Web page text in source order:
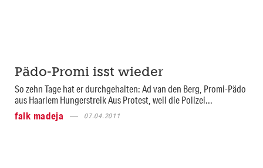
Pädo-Promi isst wieder
So zehn Tage hat er durchgehalten: Ad van den Berg, Promi-Pädo
aus Haarlem Hungerstreik Aus Protest, weil die Polizei...
falk madeja
07.04.2011